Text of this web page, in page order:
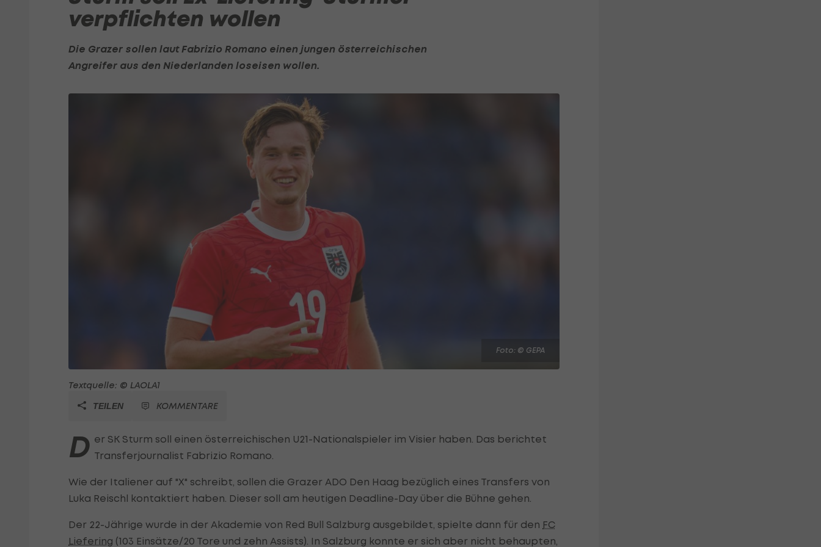
verpflichten wollen
Die Grazer sollen laut Fabrizio Romano einen jungen österreichischen
Angreifer aus den Niederlanden loseisen wollen.
Foto: © GEPA
Textquelle: © LAOLA1
TEILEN KOMMENTARE
D er SK Sturm soll einen österreichischen U21-Nationalspieler im Visier haben. Das berichtet
Transferjournalist Fabrizio Romano.
Wie der Italiener auf "X" schreibt, sollen die Grazer ADO Den Haag bezüglich eines Transfers von
Luka Reischl kontaktiert haben. Dieser soll am heutigen Deadline-Day über die Bühne gehen.
Der 22-Jährige wurde in der Akademie von Red Bull Salzburg ausgebildet, spielte dann für den FC
Liefering (103 Einsätze/20 Tore und zehn Assists). In Salzburg konnte er sich aber nicht behaupten,